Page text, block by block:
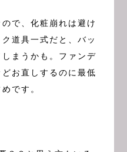
で、化粧崩れは避け
道具一式だと、バッ
まうかも。ファンデ
お直しするのに最低
です。